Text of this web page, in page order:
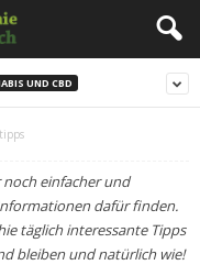
UND CBD
einfacher und
dafür finden.
täglich interessante Tipps
bleiben und natürlich wie!